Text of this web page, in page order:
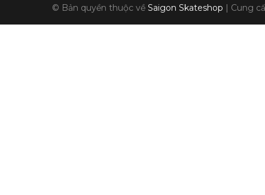
© Bản quyền thuộc về Saigon Skateshop | Cung